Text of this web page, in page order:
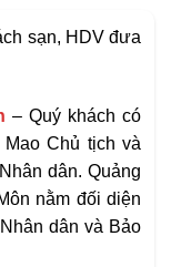
sạn, HDV đưa
– Quý khách có
Chủ tịch và
dân. Quảng
nằm đối diện
dân và Bảo